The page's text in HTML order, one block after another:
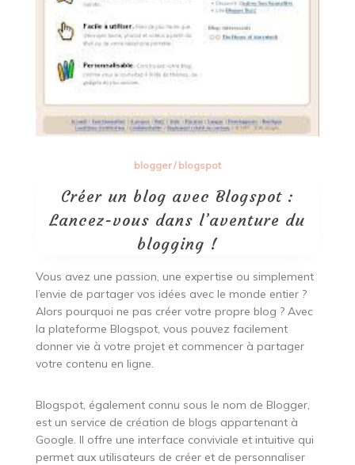
blogger/ blogspot
Créer un blog avec Blogspot :
Lancez-vous dans l’aventure du
blogging !
Vous avez une passion, une expertise ou simplement
l’envie de partager vos idées avec le monde entier ?
Alors pourquoi ne pas créer votre propre blog ? Avec
la plateforme Blogspot, vous pouvez facilement
donner vie à votre projet et commencer à partager
votre contenu en ligne.
Blogspot, également connu sous le nom de Blogger,
est un service de création de blogs appartenant à
Google. Il offre une interface conviviale et intuitive qui
permet aux utilisateurs de créer et de personnaliser